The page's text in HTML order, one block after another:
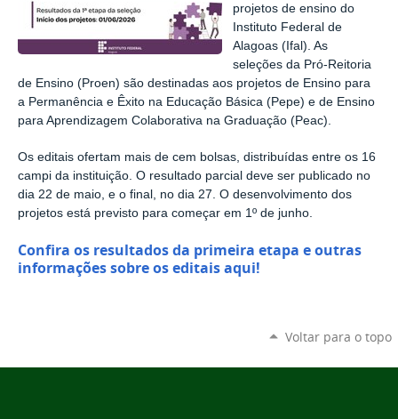
projetos de ensino do
Instituto Federal de
Alagoas (Ifal). As
seleções da Pró-Reitoria
de Ensino (Proen) são destinadas aos projetos de Ensino para
a Permanência e Êxito na Educação Básica (Pepe) e de Ensino
para Aprendizagem Colaborativa na Graduação (Peac).
Os editais ofertam mais de cem bolsas, distribuídas entre os 16
campi da instituição. O resultado parcial deve ser publicado no
dia 22 de maio, e o final, no dia 27. O desenvolvimento dos
projetos está previsto para começar em 1º de junho.
Confira os resultados da primeira etapa e outras
informações sobre os editais aqui!
Voltar para o topo